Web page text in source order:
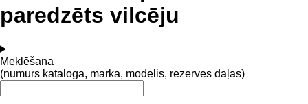
paredzēts vilcēju
Meklēšana
(numurs katalogā, marka, modelis, rezerves daļas)